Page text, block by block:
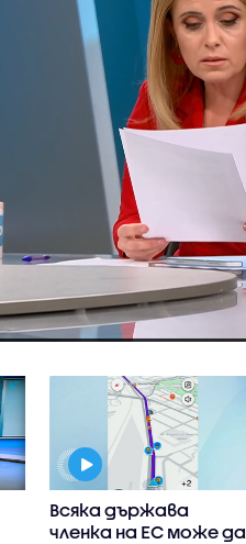
Всяка държава
членка на ЕС може да